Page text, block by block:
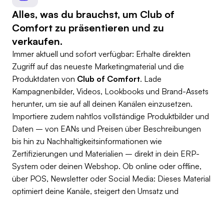
Alles, was du brauchst, um Club of
Comfort zu präsentieren und zu
verkaufen.
Immer aktuell und sofort verfügbar: Erhalte direkten
Zugriff auf das neueste Marketingmaterial und die
Produktdaten von Club of Comfort. Lade
Kampagnenbilder, Videos, Lookbooks und Brand-Assets
herunter, um sie auf all deinen Kanälen einzusetzen.
Importiere zudem nahtlos vollständige Produktbilder und
Daten – von EANs und Preisen über Beschreibungen
bis hin zu Nachhaltigkeitsinformationen wie
Zertifizierungen und Materialien – direkt in dein ERP-
System oder deinen Webshop. Ob online oder offline,
über POS, Newsletter oder Social Media: Dieses Material
optimiert deine Kanäle, steigert den Umsatz und